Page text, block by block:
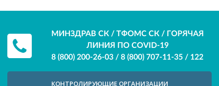
МИНЗДРАВ СК / ТФОМС СК / ГОРЯЧАЯ
ЛИНИЯ ПО COVID-19
8 (800) 200-26-03 / 8 (800) 707-11-35 / 122
КОНТРОЛИРУЮЩИЕ ОРГАНИЗАЦИИ